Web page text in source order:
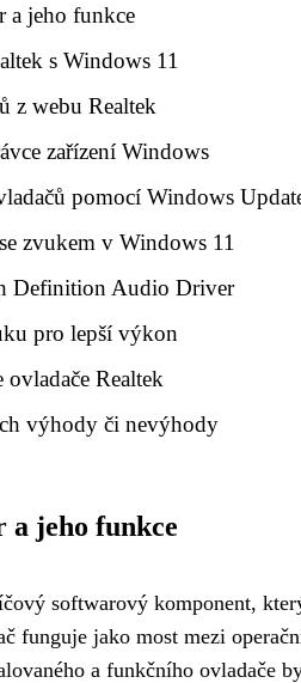
a jeho funkce
s Windows 11
z webu Realtek
zařízení Windows
pomocí Windows
zvukem v Windows 11
Definition Audio Driver
pro lepší výkon
ovladače Realtek
výhody či nevýhody
a jeho funkce
softwarový komponent,
funguje jako most mezi
a funkčního ovladače